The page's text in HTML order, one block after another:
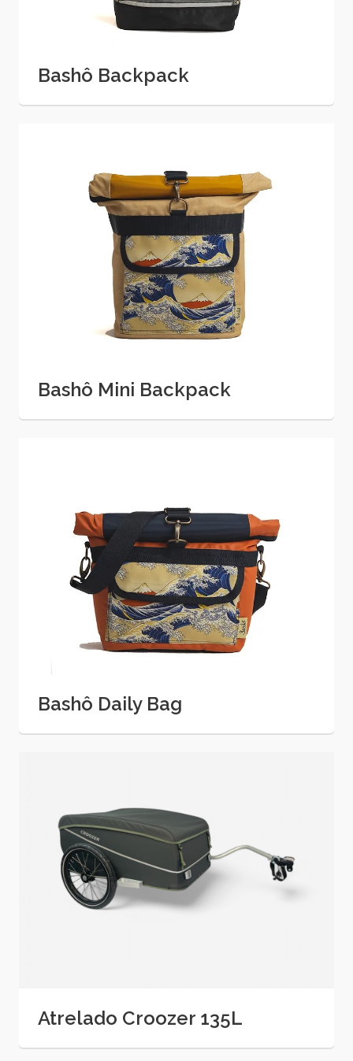
Bashô Backpack
Bashô Mini Backpack
Bashô Daily Bag
Atrelado Croozer 135L